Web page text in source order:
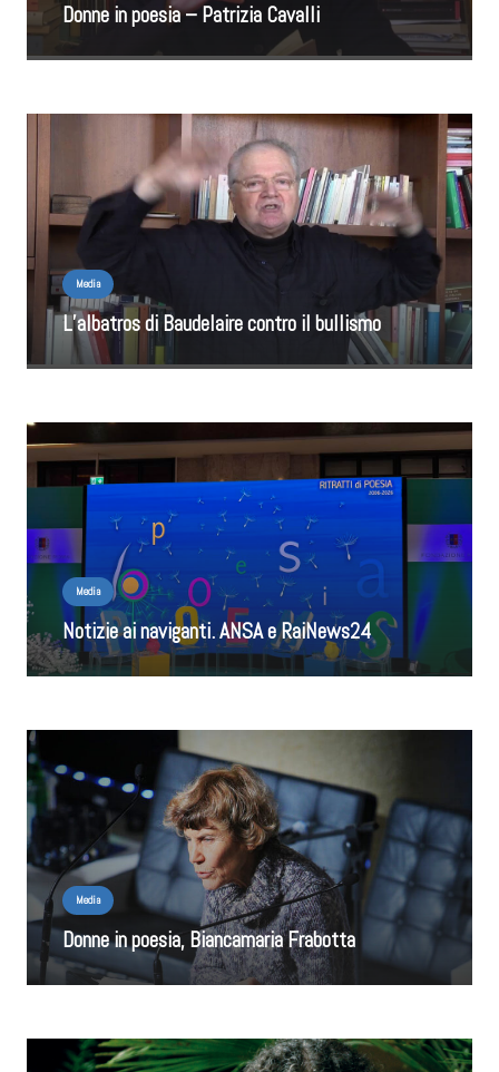
Donne in poesia – Patrizia Cavalli
Media
L’albatros di Baudelaire contro il bullismo
Media
Notizie ai naviganti. ANSA e RaiNews24
Media
Donne in poesia, Biancamaria Frabotta